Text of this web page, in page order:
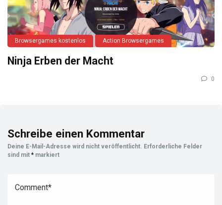
Browsergames kostenlos Action Browsergames
Ninja Erben der Macht
0
Schreibe einen Kommentar
Deine E-Mail-Adresse wird nicht veröffentlicht. Erforderliche Felder
sind mit * markiert